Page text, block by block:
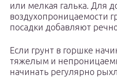
или мелкая галька. Для
воздухопроницаемости
посадки добавляют
Если грунт в горшке
тяжелым и
начинать регулярно